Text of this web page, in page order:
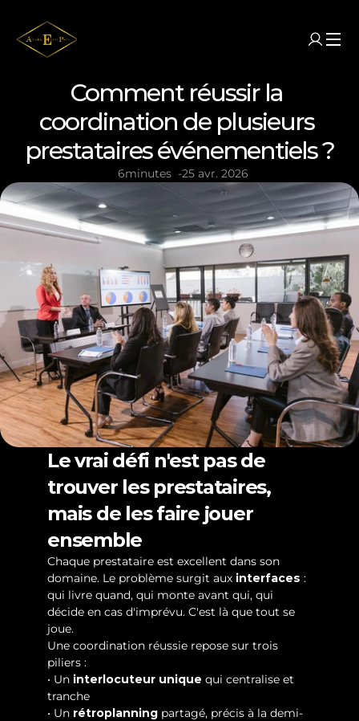
Comment réussir la
coordination de plusieurs
prestataires événementiels ?
-
6minutes 25 avr. 2026
Le vrai défi n'est pas de
trouver les prestataires,
mais de les faire jouer
ensemble
Chaque prestataire est excellent dans son
domaine. Le problème surgit aux interfaces :
qui livre quand, qui monte avant qui, qui
décide en cas d'imprévu. C'est là que tout se
joue.
Une coordination réussie repose sur trois
piliers :
• Un interlocuteur unique qui centralise et
tranche
• Un rétroplanning partagé, précis à la demi-